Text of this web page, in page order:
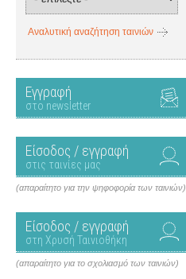
Αναλυτική αναζήτηση ταινιών
Εγγραφή
στο newsletter
Είσοδος / εγγραφή
στις ταινίες μας
(απαραίτητο για την ψηφοφορία των ταινιών)
Είσοδος / εγγραφή
στη Χρυσή Ταινιοθήκη
(απαραίτητο για το σχολιασμό των ταινιών)